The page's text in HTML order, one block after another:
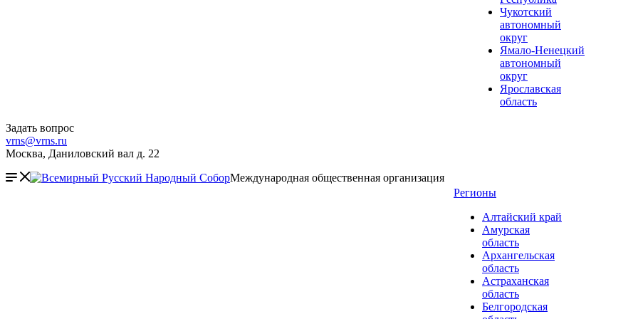
Чукотский
автономный
округ
Ямало-Ненецкий
автономный
округ
Ярославская
область
Задать вопрос
vrns@vrns.ru
Москва, Даниловский вал д. 22
Международная общественная организация
Регионы
Алтайский край
Амурская
область
Архангельская
область
Астраханская
область
Белгородская